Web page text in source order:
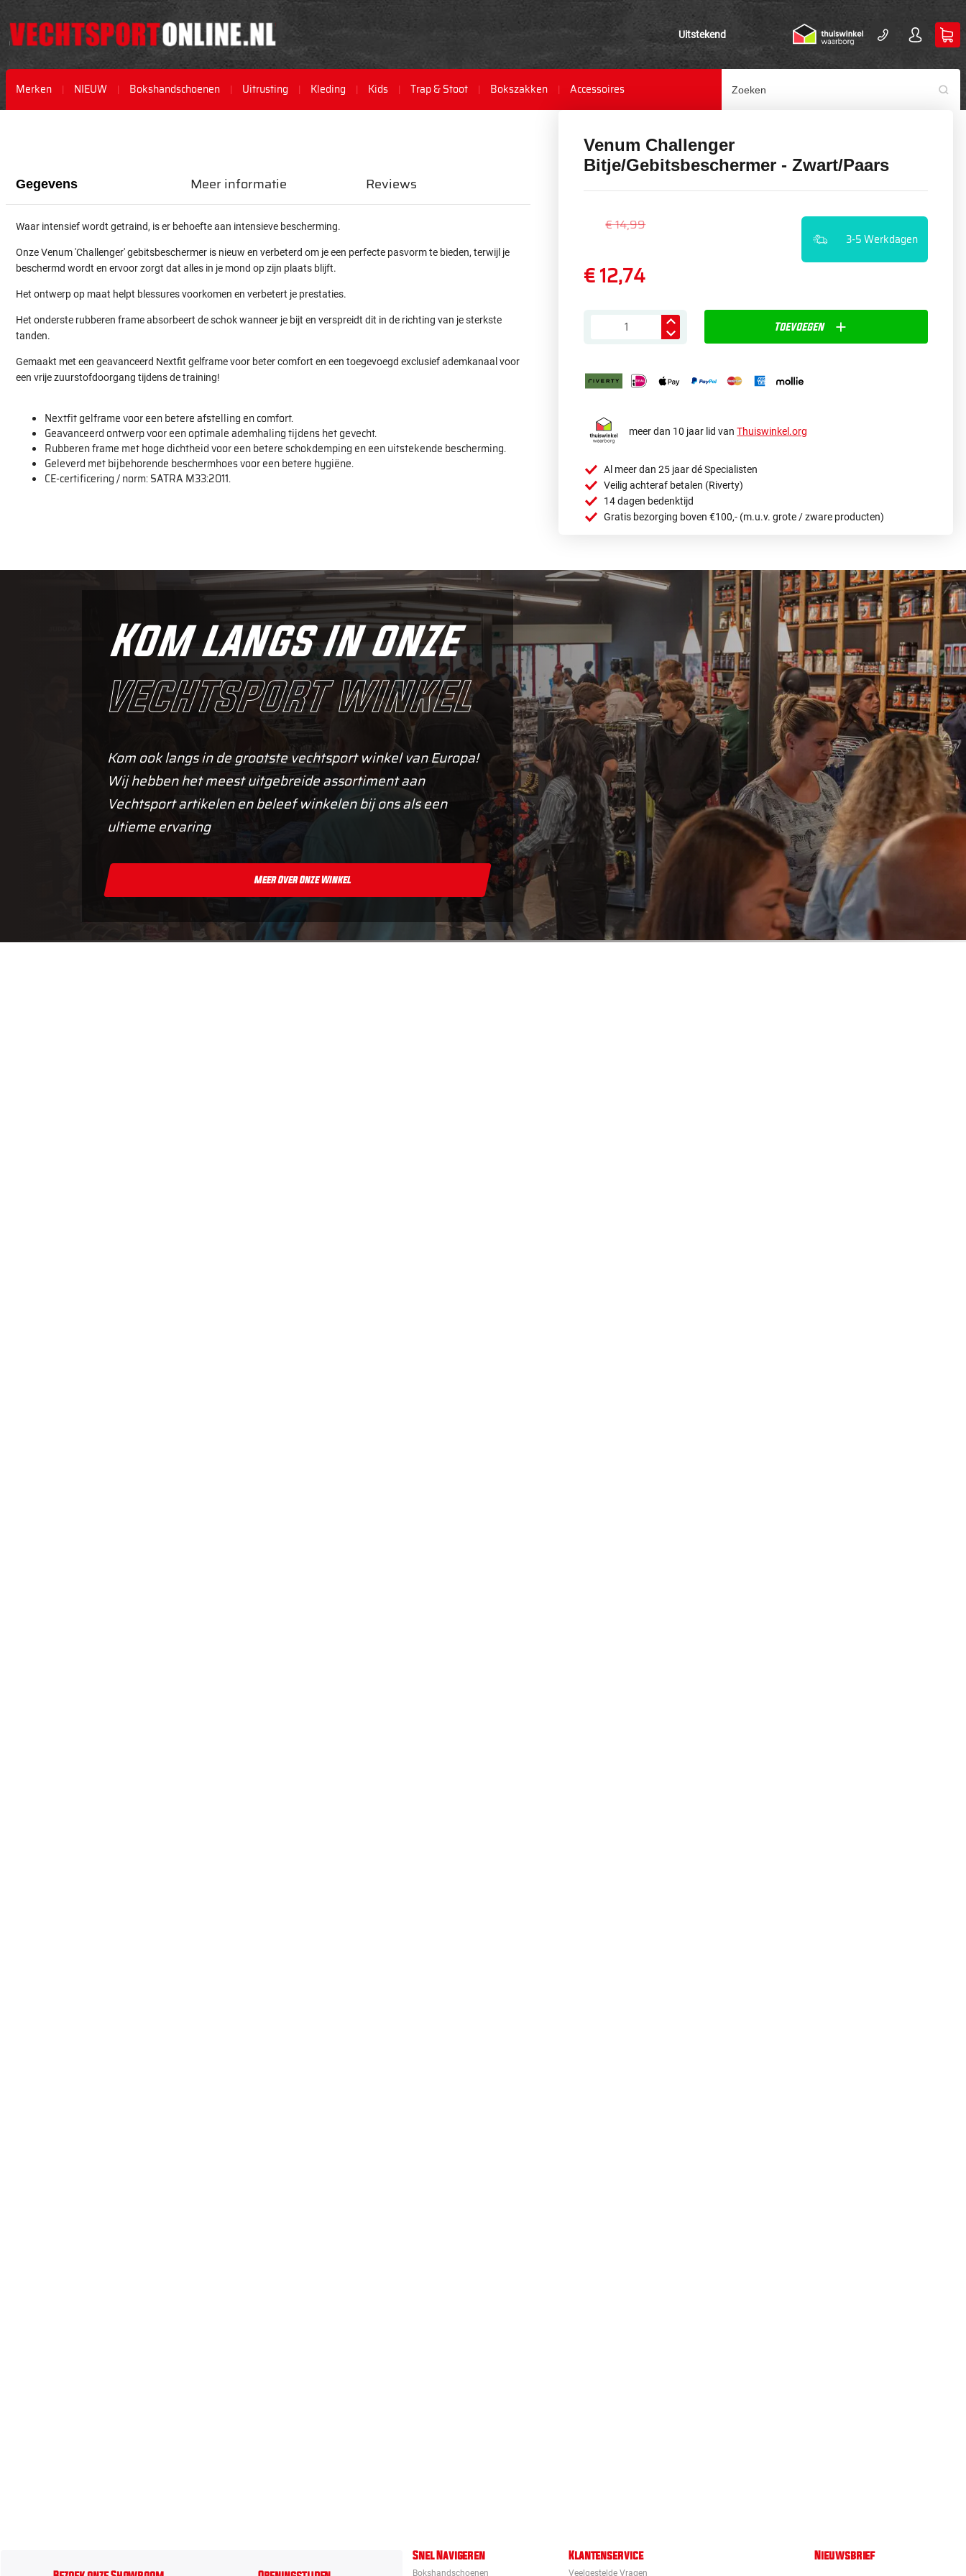
Uitstekend
Merken NIEUW Bokshandschoenen Uitrusting Kleding Kids Trap & Stoot Bokszakken Accessoires
afbeeldingen-
gallerij
afbeeldingen-
gallerij
Venum Challenger
Bitje/Gebitsbeschermer - Zwart/Paars
€ 14,99
€ 12,74
3-5 Werkdagen
Toevoegen
meer dan 10 jaar lid vanThuiswinkel.org
Al meer dan 25 jaar dé Specialisten
Veilig achteraf betalen (Riverty)
14 dagen bedenktijd
Gratis bezorging boven €100,- (m.u.v. grote / zware producten)
Gegevens
Waar intensief wordt getraind, is er behoefte aan intensieve bescherming.
Onze Venum 'Challenger' gebitsbeschermer is nieuw en verbeterd om je een perfecte pasvorm te bieden, terwijl je
beschermd wordt en ervoor zorgt dat alles in je mond op zijn plaats blijft.
Het ontwerp op maat helpt blessures voorkomen en verbetert je prestaties.
Het onderste rubberen frame absorbeert de schok wanneer je bijt en verspreidt dit in de richting van je sterkste
tanden.
Gemaakt met een geavanceerd Nextfit gelframe voor beter comfort en een toegevoegd exclusief ademkanaal voor
een vrije zuurstofdoorgang tijdens de training!
Nextfit gelframe voor een betere afstelling en comfort.
Geavanceerd ontwerp voor een optimale ademhaling tijdens het gevecht.
Rubberen frame met hoge dichtheid voor een betere schokdemping en een uitstekende bescherming.
Geleverd met bijbehorende beschermhoes voor een betere hygiëne.
CE-certificering / norm: SATRA M33:2011.
Meer informatie Reviews
Kom langs in onze
vechtsport winkel
Kom ook langs in de grootste vechtsport winkel van Europa!
Wij hebben het meest uitgebreide assortiment aan
Vechtsport artikelen en beleef winkelen bij ons als een
ultieme ervaring
Meer Over Onze Winkel
Snel Navigeren
Bokshandschoenen
Klantenservice
Veelgestelde Vragen
Nieuwsbrief